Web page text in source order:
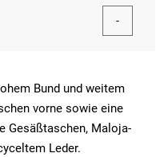
Bund und weitem
vorne sowie eine
Gesäßtaschen, Maloja-
Leder.